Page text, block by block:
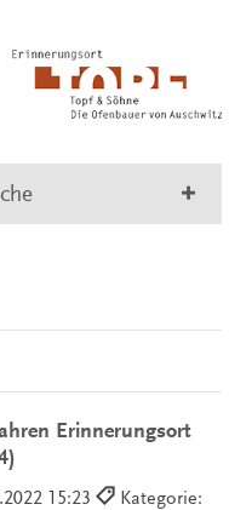
Erinnerungsort
15:23
Kategorie: